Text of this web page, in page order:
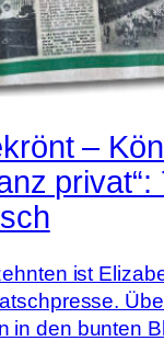
–
privat“:
ist
in den bunten